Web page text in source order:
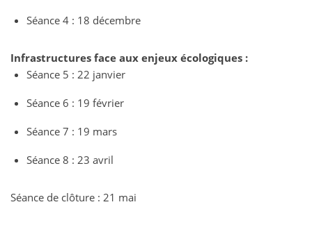
Séance 4 : 18 décembre
Infrastructures face aux enjeux écologiques :
Séance 5 : 22 janvier
Séance 6 : 19 février
Séance 7 : 19 mars
Séance 8 : 23 avril
Séance de clôture : 21 mai